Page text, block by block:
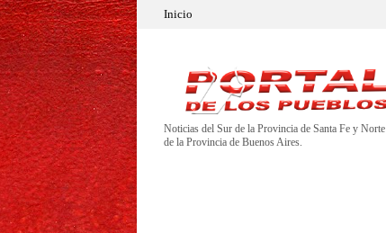
Inicio
Noticias del Sur de la Provincia de Santa Fe y Norte
de la Provincia de Buenos Aires.